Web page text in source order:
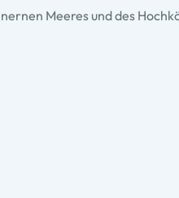
Meeres und des